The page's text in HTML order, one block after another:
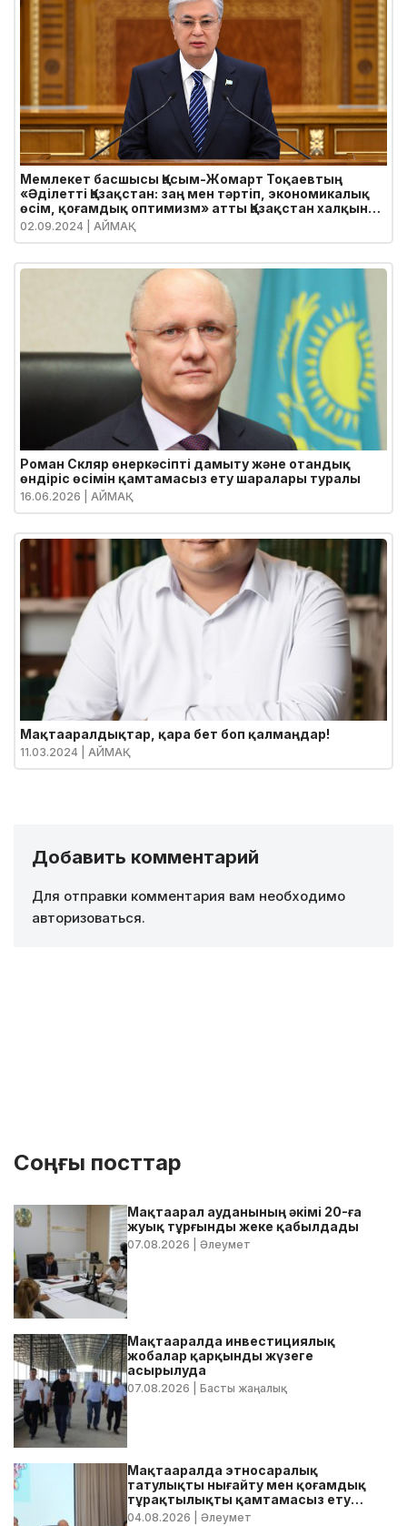
Мемлекет басшысы Қасым-Жомарт Тоқаевтың
«Әділетті Қазақстан: заң мен тәртіп, экономикалық
өсім, қоғамдық оптимизм» атты Қазақстан халқына
Жолдауы
02.09.2024 | АЙМАҚ
Роман Скляр өнеркәсіпті дамыту және отандық
өндіріс өсімін қамтамасыз ету шаралары туралы
16.06.2026 | АЙМАҚ
Мақтааралдықтар, қара бет боп қалмаңдар!
11.03.2024 | АЙМАҚ
Добавить комментарий
Для отправки комментария вам необходимо
авторизоваться.
Соңғы посттар
Мақтаарал ауданының әкімі 20-ға
жуық тұрғынды жеке қабылдады
07.08.2026 | Әлеумет
Мақтааралда инвестициялық
жобалар қарқынды жүзеге
асырылуда
07.08.2026 | Басты жаңалық
Мақтааралда этносаралық
татулықты нығайту мен қоғамдық
тұрақтылықты қамтамасыз ету
бойынша жедел кеңес өтті
04.08.2026 | Әлеумет